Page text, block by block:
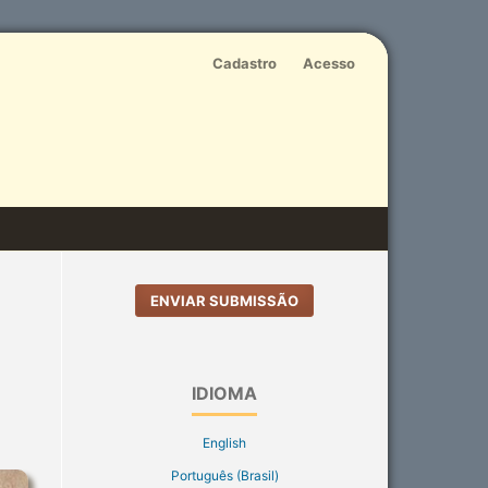
Cadastro Acesso
ENVIAR SUBMISSÃO
IDIOMA
English
Português (Brasil)